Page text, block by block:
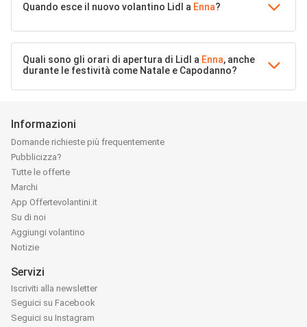
Quando esce il nuovo volantino Lidl a Enna?
Quali sono gli orari di apertura di Lidl a Enna, anche
durante le festività come Natale e Capodanno?
Informazioni
Domande richieste più frequentemente
Pubblicizza?
Tutte le offerte
Marchi
App Offertevolantini.it
Su di noi
Aggiungi volantino
Notizie
Servizi
Iscriviti alla newsletter
Seguici su Facebook
Seguici su Instagram